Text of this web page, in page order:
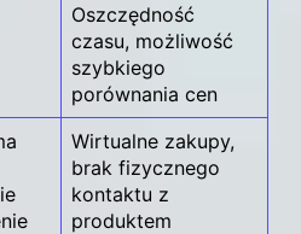
Oszczędność
czasu, możliwość
szybkiego
porównania cen
Wirtualne zakupy,
brak fizycznego
kontaktu z
produktem